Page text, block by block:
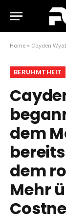
Home » Cayden Wyatt Costner
BERUHMTHEIT
dem
dem
Mehr